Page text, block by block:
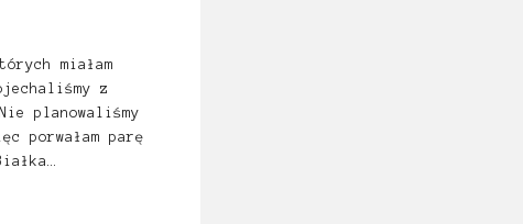
miałam
z
planowaliśmy
porwałam parę